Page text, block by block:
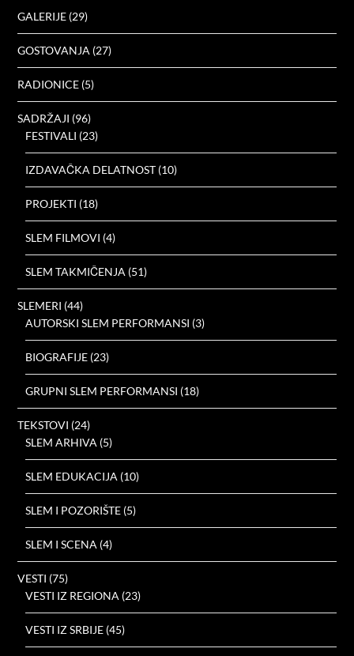
GALERIJE (29)
GOSTOVANJA (27)
RADIONICE (5)
SADRŽAJI (96)
FESTIVALI (23)
IZDAVAČKA DELATNOST (10)
PROJEKTI (18)
SLEM FILMOVI (4)
SLEM TAKMIČENJA (51)
SLEMERI (44)
AUTORSKI SLEM PERFORMANSI (3)
BIOGRAFIJE (23)
GRUPNI SLEM PERFORMANSI (18)
TEKSTOVI (24)
SLEM ARHIVA (5)
SLEM EDUKACIJA (10)
SLEM I POZORIŠTE (5)
SLEM I SCENA (4)
VESTI (75)
VESTI IZ REGIONA (23)
VESTI IZ SRBIJE (45)